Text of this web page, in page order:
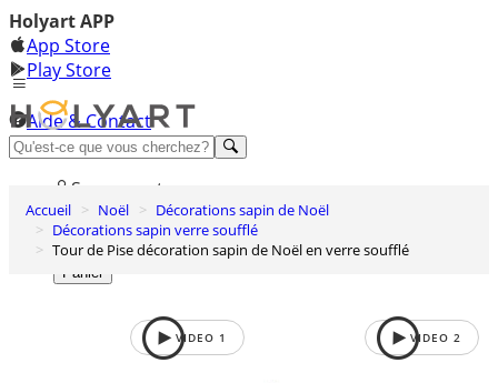
Holyart APP
App Store
Play Store
Aide & Contact
Découvrez Premium
Se connecter
Liste des envies
0
Panier
Accueil Noël
Décorations sapin de Noël
Décorations sapin verre soufflé
Tour de Pise décoration sapin de Noël en verre soufflé
VIDEO 1 VIDEO 2